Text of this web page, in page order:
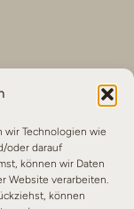
wir Technologien wie
oder darauf
können wir Daten
Website verarbeiten.
können